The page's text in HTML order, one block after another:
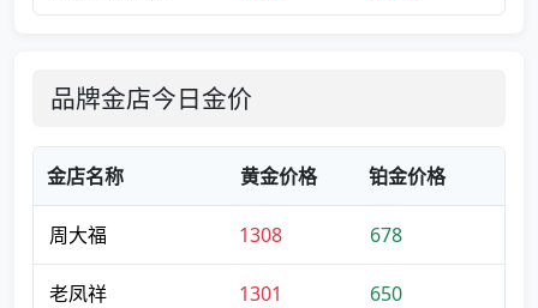
品牌金店今日金价
金店名称 黄金价格 铂金价格
周大福 1308 678
老凤祥 1301 650